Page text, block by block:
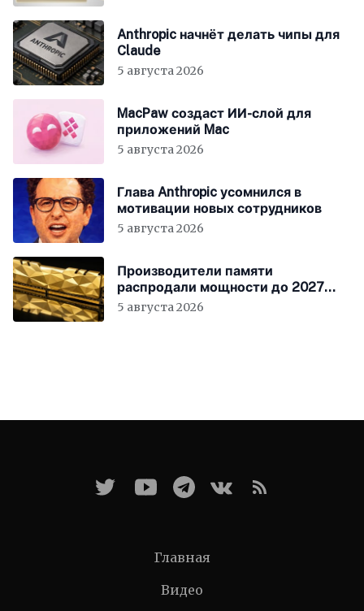
Anthropic начнёт делать чипы для
Claude
5 августа 2026
MacPaw создаст ИИ-слой для
приложений Mac
5 августа 2026
Глава Anthropic усомнился в
мотивации новых сотрудников
5 августа 2026
Производители памяти
распродали мощности до 2027
года
5 августа 2026
Главная
Видео